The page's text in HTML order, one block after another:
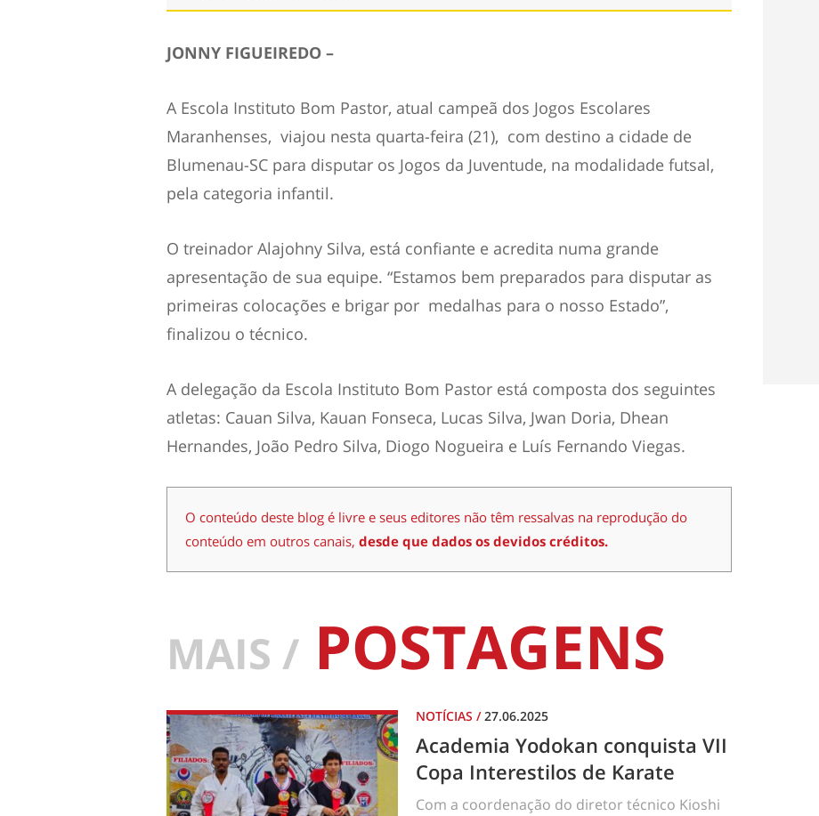
JONNY FIGUEIREDO –
A Escola Instituto Bom Pastor, atual campeã dos Jogos Escolares
Maranhenses, viajou nesta quarta-feira (21), com destino a cidade de
Blumenau-SC para disputar os Jogos da Juventude, na modalidade futsal,
pela categoria infantil.
O treinador Alajohny Silva, está confiante e acredita numa grande
apresentação de sua equipe. “Estamos bem preparados para disputar as
primeiras colocações e brigar por medalhas para o nosso Estado”,
finalizou o técnico.
A delegação da Escola Instituto Bom Pastor está composta dos seguintes
atletas: Cauan Silva, Kauan Fonseca, Lucas Silva, Jwan Doria, Dhean
Hernandes, João Pedro Silva, Diogo Nogueira e Luís Fernando Viegas.
O conteúdo deste blog é livre e seus editores não têm ressalvas na reprodução do
conteúdo em outros canais, desde que dados os devidos créditos.
MAIS / POSTAGENS
NOTÍCIAS /27.06.2025
Academia Yodokan conquista VII
Copa Interestilos de Karate
Com a coordenação do diretor técnico Kioshi